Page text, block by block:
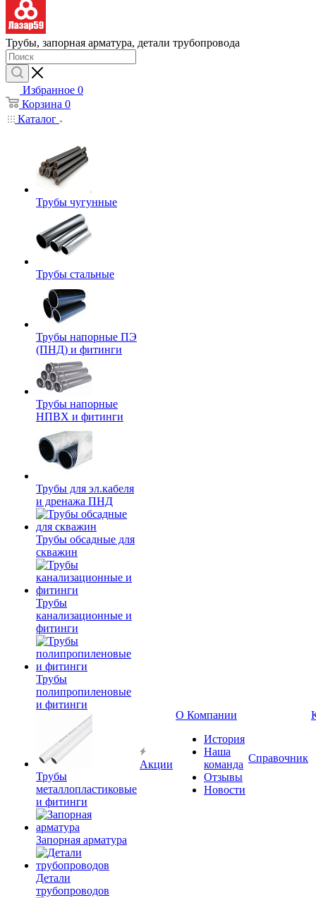
Трубы, запорная арматура, детали трубопровода
Избранное 0
Корзина 0
Каталог
Трубы чугунные
Трубы стальные
Трубы напорные ПЭ
(ПНД) и фитинги
Трубы напорные
НПВХ и фитинги
Трубы для эл.кабеля
и дренажа ПНД
Трубы обсадные для
скважин
Трубы
канализационные и
фитинги
Трубы
полипропиленовые
и фитинги
Трубы
металлопластиковые
и фитинги
Запорная арматура
Детали
трубопроводов
Акции
О Компании
История
Наша
команда
Отзывы
Новости
Справочник